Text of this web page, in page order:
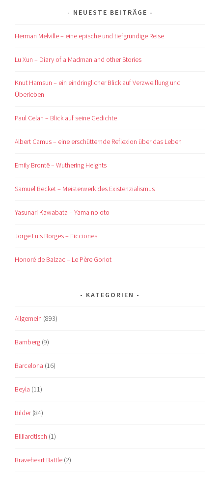
NEUESTE BEITRÄGE
Herman Melville – eine epische und tiefgründige Reise
Lu Xun – Diary of a Madman and other Stories
Knut Hamsun – ein eindringlicher Blick auf Verzweiflung und
Überleben
Paul Celan – Blick auf seine Gedichte
Albert Camus – eine erschütternde Reflexion über das Leben
Emily Brontë – Wuthering Heights
Samuel Becket – Meisterwerk des Existenzialismus
Yasunari Kawabata – Yama no oto
Jorge Luis Borges – Ficciones
Honoré de Balzac – Le Père Goriot
KATEGORIEN
Allgemein (893)
Bamberg (9)
Barcelona (16)
Beyla (11)
Bilder(84)
Billiardtisch (1)
Braveheart Battle (2)